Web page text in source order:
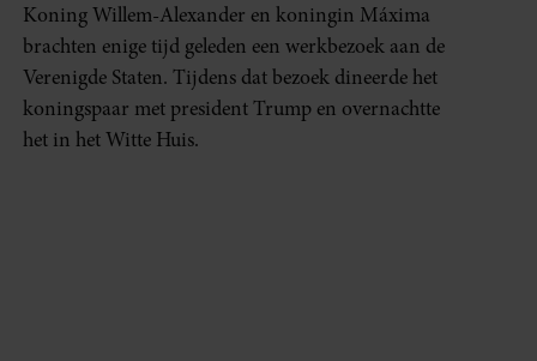
Koning Willem-Alexander en koningin Máxima
brachten enige tijd geleden een werkbezoek aan de
Verenigde Staten. Tijdens dat bezoek dineerde het
koningspaar met president Trump en overnachtte
het in het Witte Huis.